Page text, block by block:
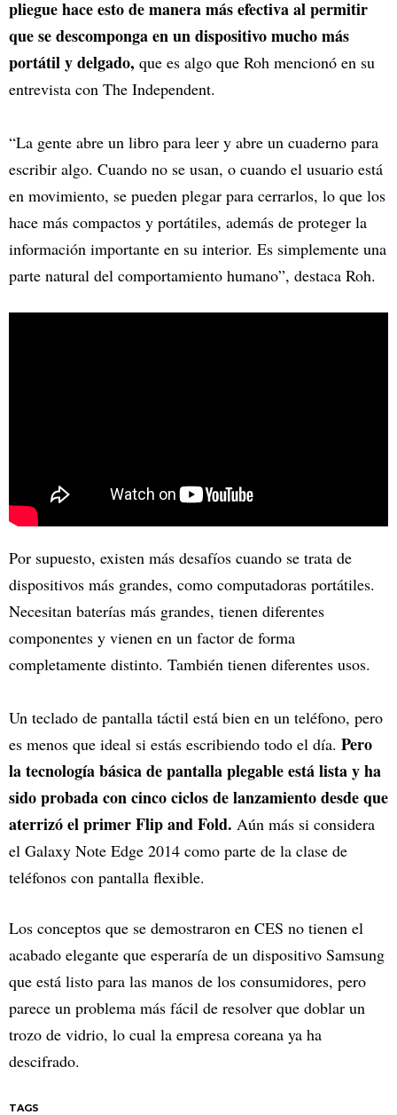
pliegue hace esto de manera más efectiva al permitir
que se descomponga en un dispositivo mucho más
portátil y delgado, que es algo que Roh mencionó en su
entrevista con The Independent.
“La gente abre un libro para leer y abre un cuaderno para
escribir algo. Cuando no se usan, o cuando el usuario está
en movimiento, se pueden plegar para cerrarlos, lo que los
hace más compactos y portátiles, además de proteger la
información importante en su interior. Es simplemente una
parte natural del comportamiento humano”, destaca Roh.
Por supuesto, existen más desafíos cuando se trata de
dispositivos más grandes, como computadoras portátiles.
Necesitan baterías más grandes, tienen diferentes
componentes y vienen en un factor de forma
completamente distinto. También tienen diferentes usos.
Un teclado de pantalla táctil está bien en un teléfono, pero
es menos que ideal si estás escribiendo todo el día. Pero
la tecnología básica de pantalla plegable está lista y ha
sido probada con cinco ciclos de lanzamiento desde que
aterrizó el primer Flip and Fold. Aún más si considera
el Galaxy Note Edge 2014 como parte de la clase de
teléfonos con pantalla flexible.
Los conceptos que se demostraron en CES no tienen el
acabado elegante que esperaría de un dispositivo Samsung
que está listo para las manos de los consumidores, pero
parece un problema más fácil de resolver que doblar un
trozo de vidrio, lo cual la empresa coreana ya ha
descifrado.
TAGS